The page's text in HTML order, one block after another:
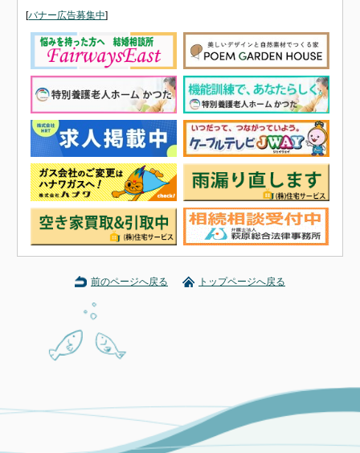
[バナー広告募集中]
前のページへ戻る トップページへ戻る